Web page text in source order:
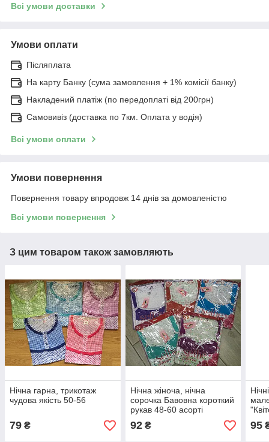
Всі умови доставки
Умови оплати
Післяплата
На карту Банку (сума замовлення + 1% комісії банку)
Накладений платіж (по передоплаті від 200грн)
Самовивіз (доставка по 7км. Оплата у водія)
Всі умови оплати
Умови повернення
Повернення товару впродовж 14 днів за домовленістю
Всі умови повернення
З цим товаром також замовляють
Нічна гарна, трикотаж
чудова якість 50-56
79 ₴
Нічна жіноча, нічна
сорочка Бавовна короткий
рукав 48-60 асорті
92₴ 95